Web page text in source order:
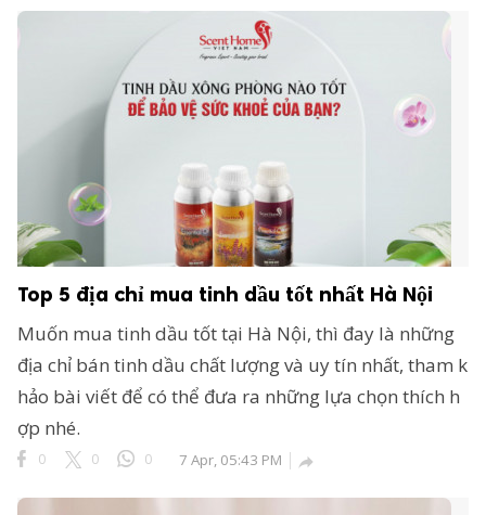
Nghệ 24h
Top 5 địa chỉ mua tinh dầu tốt nhất Hà Nội
Muốn mua tinh dầu tốt tại Hà Nội, thì đay là những
địa chỉ bán tinh dầu chất lượng và uy tín nhất, tham k
hảo bài viết để có thể đưa ra những lựa chọn thích h
ợp nhé.
0 0 0 7 Apr, 05:43 PM 